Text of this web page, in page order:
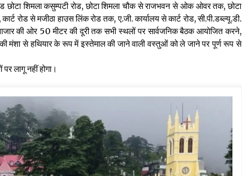
छोटा शिमला कसुम्पटी रोड, छोटा शिमला चौक से राजभवन से ओक ओवर तक, छोटा
रोड से मजीठा हाउस लिंक रोड तक, ए.जी. कार्यालय से कार्ट रोड, सी.पी.डब्ल्यू.डी.
की ओर 50 मीटर की दूरी तक सभी स्थलों पर सार्वजनिक बैठक आयोजित करने,
मंशा से हथियार के रूप में इस्तेमाल की जाने वाली वस्तुओं को ले जाने पर पूर्ण रूप से
लागू नहीं होगा।